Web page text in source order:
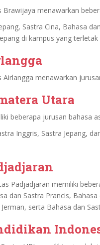
menawarkan
Sastra Cina, Bahasa
di kampus yang terletak
menawarkan
Utara
beberapa jurusan bahasa
Inggris, Sastra Jepang,
Padjadjaran memiliki
dan Sastra Prancis,
serta Bahasa dan